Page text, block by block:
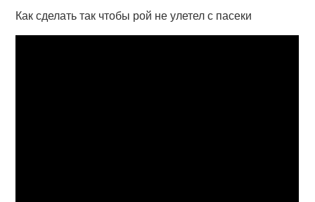
Как сделать так чтобы рой не улетел с пасеки